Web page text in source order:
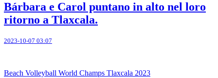
Bárbara e Carol puntano in alto nel loro
ritorno a Tlaxcala.
2023-10-07 03:07
Beach Volleyball World Champs Tlaxcala 2023